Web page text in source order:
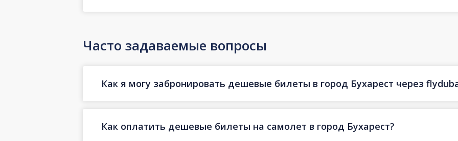
Часто задаваемые вопросы
Как я могу забронировать дешевые билеты в город Бухарест через
Как оплатить дешевые билеты на самолет в город Бухарест?